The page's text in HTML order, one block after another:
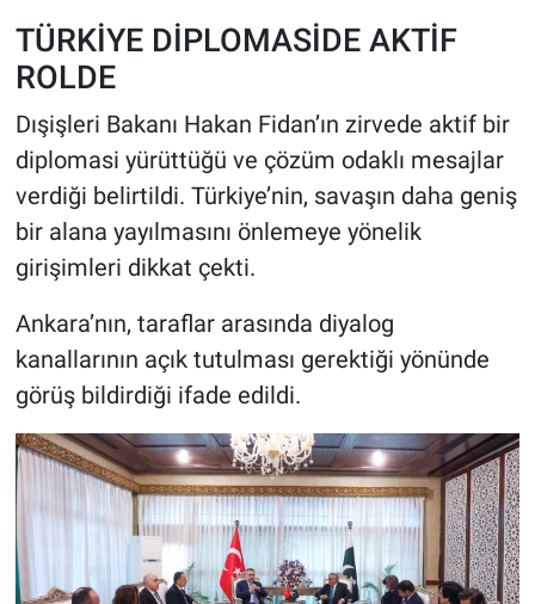
TÜRKİYE DİPLOMASİDE AKTİF
ROLDE
Dışişleri Bakanı Hakan Fidan’ın zirvede aktif bir
diplomasi yürüttüğü ve çözüm odaklı mesajlar
verdiği belirtildi. Türkiye’nin, savaşın daha geniş
bir alana yayılmasını önlemeye yönelik
girişimleri dikkat çekti.
Ankara’nın, taraflar arasında diyalog
kanallarının açık tutulması gerektiği yönünde
görüş bildirdiği ifade edildi.